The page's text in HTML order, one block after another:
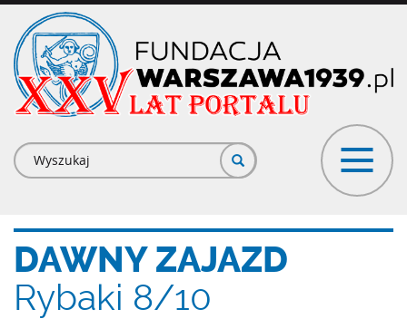
Przejdź
treści
Formularz
wyszukiwania
DAWNY ZAJAZD
Rybaki 8/10